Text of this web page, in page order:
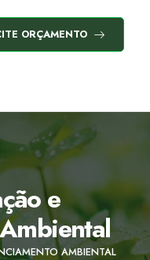
ORÇAMENTO
e
AMBIENTAL